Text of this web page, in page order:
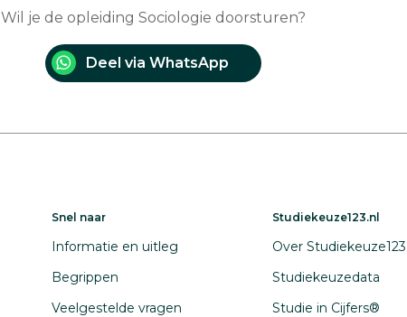
Wil je de opleiding Sociologie doorsturen?
Deel via WhatsApp
Snel naar
Informatie en uitleg
Begrippen
Veelgestelde vragen
Studiekeuze123.nl
Over
Studiekeuzedata
Studie in Cijfers®